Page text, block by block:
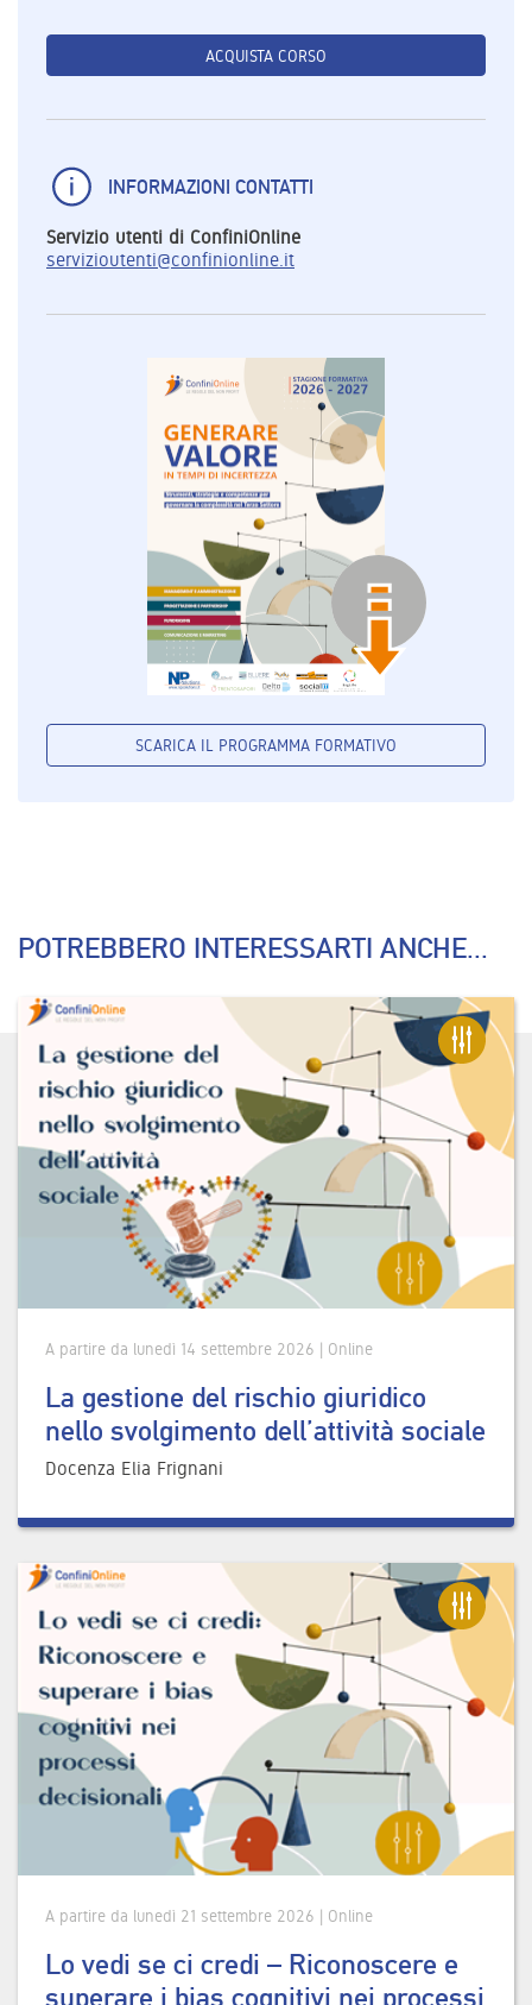
ACQUISTA CORSO
INFORMAZIONI CONTATTI
Servizio utenti di ConfiniOnline
servizioutenti@confinionline.it
SCARICA IL PROGRAMMA FORMATIVO
POTREBBERO INTERESSARTI ANCHE...
A partire da lunedì 14 settembre 2026 | Online
La gestione del rischio giuridico
nello svolgimento dell’attività sociale
Docenza Elia Frignani
A partire da lunedì 21 settembre 2026 | Online
Lo vedi se ci credi – Riconoscere e
superare i bias cognitivi nei processi